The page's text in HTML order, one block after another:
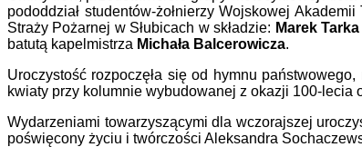
pododdział studentów-żołnierzy Wojskowej
Straży Pożarnej w Słubicach w składzie: Marek Tarka
batutą kapelmistrza Michała Balcerowicza.
Uroczystość rozpoczęła się od hymnu
kwiaty przy kolumnie wybudowanej z okazji 100-lecia
Wydarzeniami towarzyszącymi dla wczorajszej
poświęcony życiu i twórczości Aleksandra